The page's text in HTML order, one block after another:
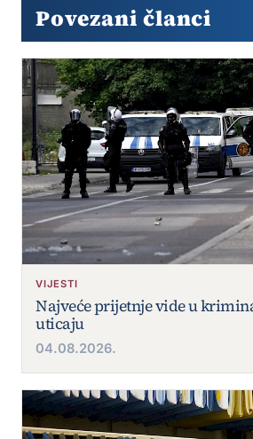
Povezani članci
VIJESTI
Najveće prijetnje vide u
uticaju
04.08.2026.